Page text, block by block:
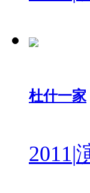
杜什一家
2011|